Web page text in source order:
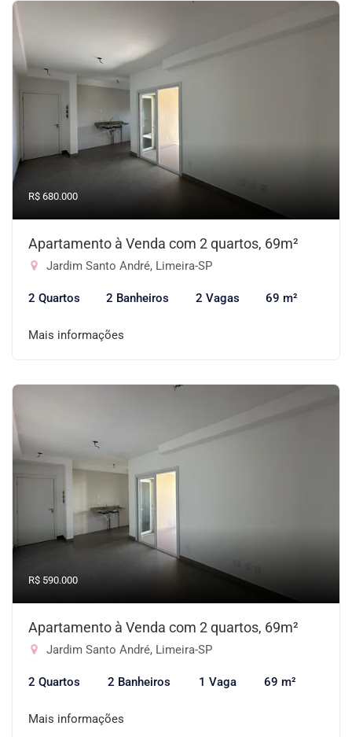
R$ 680.000
Apartamento à Venda com 2 quartos, 69m²
Jardim Santo André, Limeira-SP
2 Quartos 2 Banheiros 2 Vagas 69 m²
Mais informações
R$ 590.000
Apartamento à Venda com 2 quartos, 69m²
Jardim Santo André, Limeira-SP
2 Quartos 2 Banheiros 1 Vaga 69 m²
Mais informações